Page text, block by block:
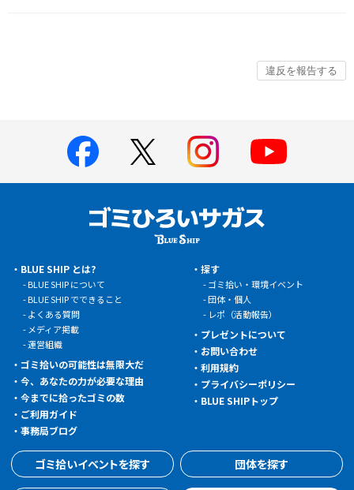
BLUE SHIP とは?
BLUE SHIP について
BLUE SHIP でできること
よくある質問
メディア掲載
運営組織
ゴミ拾いの可能性は無限大だ
今、あなたの力が必要な理由
今までに拾ったゴミの数
ご利用ガイド
事務局ブログ
探す
ゴミ拾い・環境イベント
団体・個人
レポ（活動報告）
プレゼントについて
お問い合わせ
利用規約
プライバシーポリシー
BLUE SHIPトップ
ゴミ拾いイベントを探す 団体を探す